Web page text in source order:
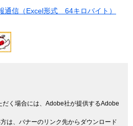
信（Excel形式 64キロバイト）
だく場合には、Adobe社が提供するAdobe
は、バナーのリンク先からダウンロード